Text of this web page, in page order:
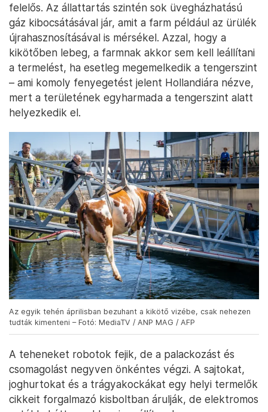
felelős. Az állattartás szintén sok üvegházhatású
gáz kibocsátásával jár, amit a farm például az ürülék
újrahasznosításával is mérsékel. Azzal, hogy a
kikötőben lebeg, a farmnak akkor sem kell leállítani
a termelést, ha esetleg megemelkedik a tengerszint
– ami komoly fenyegetést jelent Hollandiára nézve,
mert a területének egyharmada a tengerszint alatt
helyezkedik el.
Az egyik tehén áprilisban bezuhant a kikötő vizébe, csak nehezen
tudták kimenteni – Fotó: MediaTV / ANP MAG / AFP
A teheneket robotok fejik, de a palackozást és
csomagolást negyven önkéntes végzi. A sajtokat,
joghurtokat és a trágyakockákat egy helyi termelők
cikkeit forgalmazó kisboltban árulják, de elektromos